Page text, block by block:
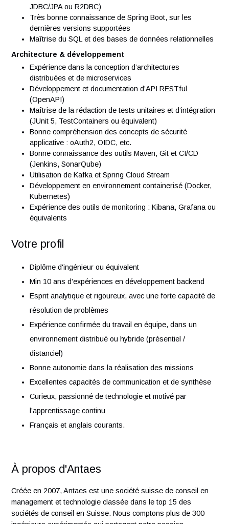
Compétences techniques requises :
Langages & Frameworks
Maîtrise du Java 17 minimum (idéalement 21+), y
la programmation fonctionnelle
WebFlux / Reactor, Spring Security, Spring Data
JDBC/JPA ou R2DBC)
Très bonne connaissance de Spring Boot, sur les
dernières versions supportées
Maîtrise du SQL et des bases de données
Architecture & développement
Expérience dans la conception d’architectures
distribuées et de microservices
Développement et documentation d’API RESTful
(OpenAPI)
Maîtrise de la rédaction de tests unitaires et
(JUnit 5, TestContainers ou équivalent)
Bonne compréhension des concepts de sécurité
Bonne connaissance des outils Maven, Git et CI/CD
Utilisation de Kafka et Spring Cloud Stream
Développement en environnement containerisé
Kubernetes)
Expérience des outils de monitoring : Kibana,
équivalents
Votre profil
Min 10 ans d'expériences en développement backend
Esprit analytique et rigoureux, avec une forte
résolution de problèmes
distanciel)
Bonne autonomie dans la réalisation des missions
Excellentes capacités de communication et de
Curieux, passionné de technologie et motivé par